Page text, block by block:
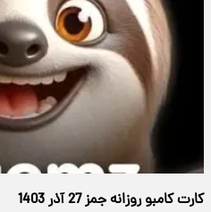
کارت کامبو روزانه جمز 27 آذر 1403